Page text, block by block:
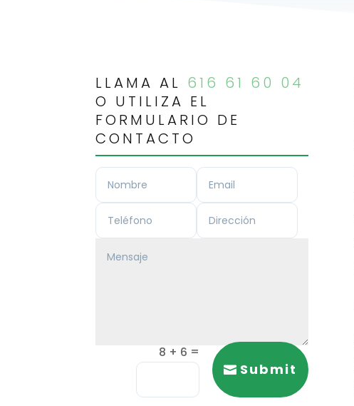
LLAMA AL 616 61 60 04
O UTILIZA EL
FORMULARIO DE
CONTACTO
8 + 6 =
Submit